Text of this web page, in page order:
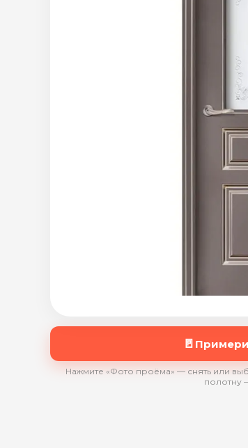
🚪
Нажмите «Фото проёма» — снять или
полотну